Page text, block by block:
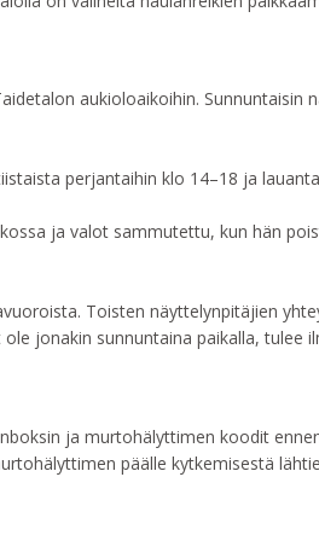
aukioloaikoihin.
perjantaihin klo 14–18 ja
ja valot sammutettu, kun hän
Toisten näyttelynpitäjien
jonakin sunnuntaina paikalla,
ja murtohälyttimen koodit
päälle kytkemisestä